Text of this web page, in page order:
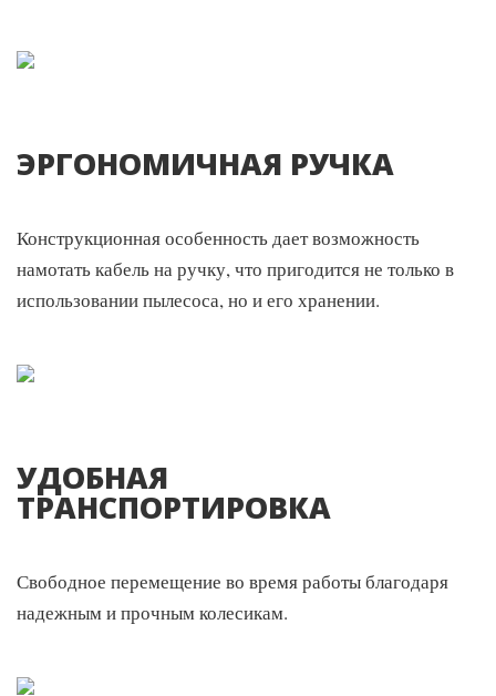
ЭРГОНОМИЧНАЯ РУЧКА
Конструкционная особенность дает возможность
намотать кабель на ручку, что пригодится не только в
использовании пылесоса, но и его хранении.
УДОБНАЯ
ТРАНСПОРТИРОВКА
Свободное перемещение во время работы благодаря
надежным и прочным колесикам.